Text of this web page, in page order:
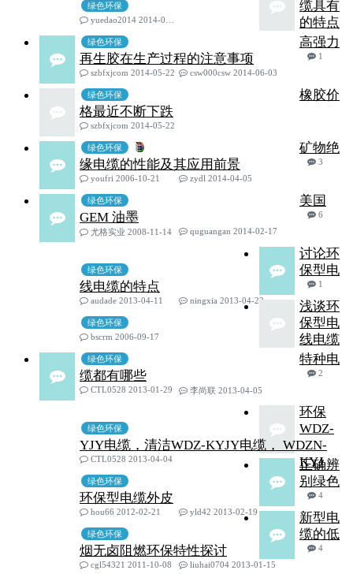
绿色环保
缆具有
的特点
yuedao2014 2014-06-05
绿色环保
高强力
再生胶在生产过程的注意事项
1
szbfxjcom 2014-05-22
csw000csw 2014-06-03
绿色环保
橡胶价
格最近不断下跌
szbfxjcom 2014-05-22
绿色环保
矿物绝
缘电缆的性能及其应用前景
3
youfri 2006-10-21
zydl 2014-04-05
绿色环保
美国
GEM 油墨
6
尤格实业 2008-11-14
quguangan 2014-02-17
绿色环保
讨论环
保型电
线电缆的特点
1
audade 2013-04-11
ningxia 2013-04-22
绿色环保
浅谈环
保型电
线电缆
bscrm 2006-09-17
绿色环保
特种电
缆都有哪些
2
CTL0528 2013-01-29
李尚联 2013-04-05
绿色环保
环保
WDZ-
YJY电缆，清洁WDZ-KYJY电缆， WDZN-
KYJ
CTL0528 2013-04-04
绿色环保
正确辨
别绿色
环保型电缆外皮
4
hou66 2012-02-21
yld42 2013-02-19
绿色环保
新型电
缆的低
烟无卤阻燃环保特性探讨
4
cgl54321 2011-10-08
liuhai0704 2013-01-15